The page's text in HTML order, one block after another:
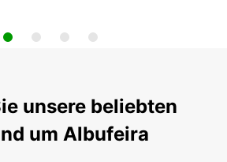
unsere beliebten
um Albufeira